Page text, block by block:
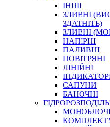
САДОВИЙ ІНВЕНТАР
ЕЛЕКТРИЧНІ ПРИЛАДИ
ПАЛЬНИКИ,
ІНСТРУМЕНТИ ДЛЯ
ЕЛЕКТРОІНСТРУМЕНТИ
ЗАМКИ І
ІНСТРУМЕНТИ ДЛЯ
ІНШІ
ЗЛИВНІ
ЗДАТНІТЬ)
ЗЛИВНІ
НАПІРНІ
ПАЛИВНІ
ПОВІТРЯНІ
ЛІНІЙНІ
САПУНИ
БАНОЧНІ